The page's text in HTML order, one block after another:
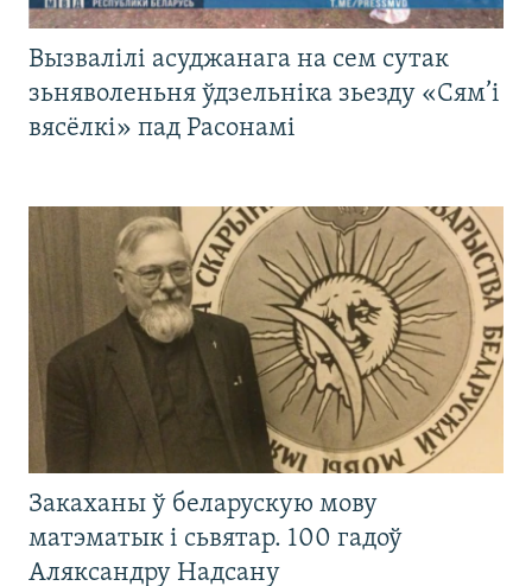
Вызвалілі асуджанага на сем сутак
зьняволеньня ўдзельніка зьезду «Сям’і
вясёлкі» пад Расонамі
Закаханы ў беларускую мову
матэматык і сьвятар. 100 гадоў
Аляксандру Надсану